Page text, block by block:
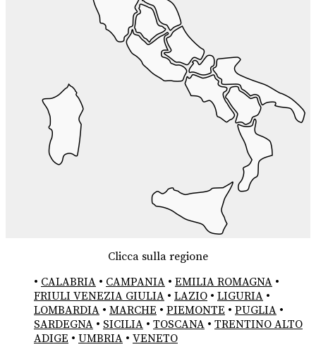
Clicca sulla regione
• CALABRIA • CAMPANIA • EMILIA ROMAGNA •
FRIULI VENEZIA GIULIA • LAZIO • LIGURIA •
LOMBARDIA • MARCHE • PIEMONTE • PUGLIA •
SARDEGNA • SICILIA • TOSCANA • TRENTINO ALTO
ADIGE • UMBRIA • VENETO